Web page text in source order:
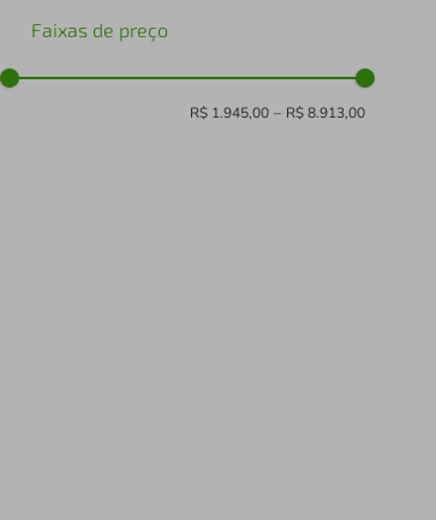
Faixas de preço
R$ 1.945,00 – R$ 8.913,00